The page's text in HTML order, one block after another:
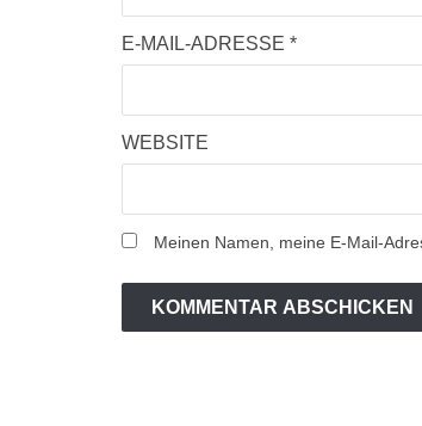
E-MAIL-ADRESSE *
WEBSITE
Meinen Namen, meine E-Mail-